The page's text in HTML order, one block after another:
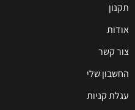
תקנון
אודות
צור קשר
החשבון שלי
עגלת קניות